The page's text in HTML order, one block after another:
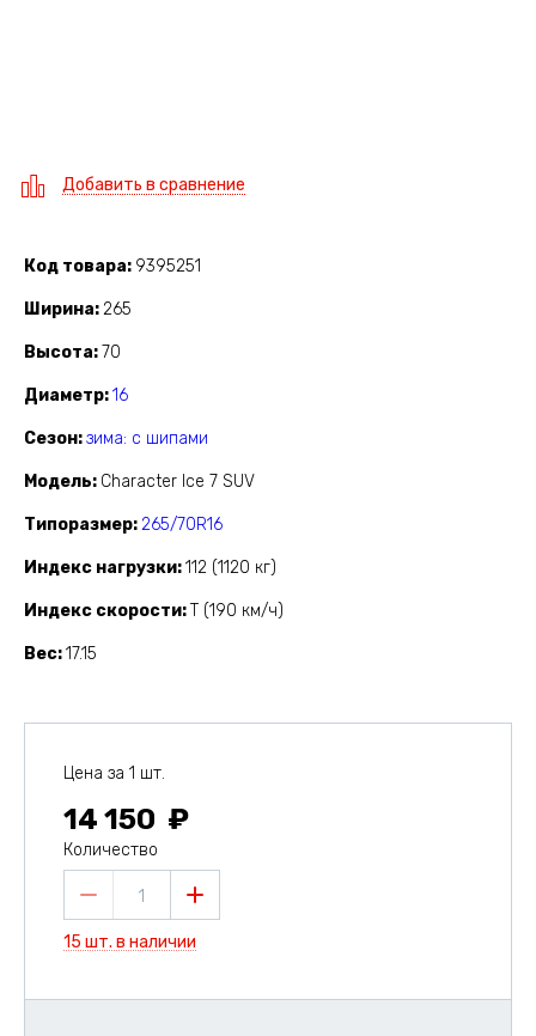
Добавить в сравнение
Код товара 9395251
Ширина 265
Высота 70
Диаметр 16
Сезон зима: с шипами
Модель Character Ice 7 SUV
Типоразмер 265/70R16
Индекс нагрузки 112 (1120 кг)
Индекс скорости T (190 км/ч)
Вес 17.15
Цена за 1 шт.
14 150
Количество
1
15 шт. в наличии